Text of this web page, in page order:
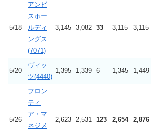
5/18
アンビ
スホー
ルディ
ングス
(7071)
3,145 3,082 33 3,115 3,115
5/20
ヴィッ
ツ(4440)
1,395 1,339 6 1,345 1,449
5/26
フロン
ティ
ア・マ
ネジメ
2,623 2,531 123 2,654 2,876